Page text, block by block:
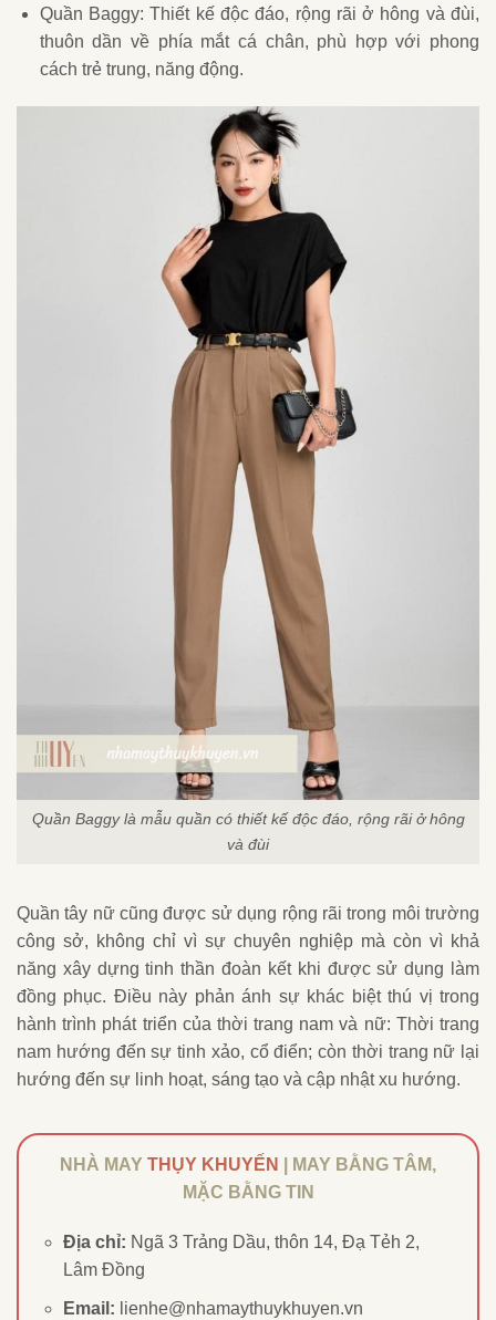
Quần Baggy: Thiết kế độc đáo, rộng rãi ở hông và đùi,
thuôn dần về phía mắt cá chân, phù hợp với phong
cách trẻ trung, năng động.
Quần Baggy là mẫu quần có thiết kế độc đáo, rộng rãi ở hông
và đùi
Quần tây nữ cũng được sử dụng rộng rãi trong môi trường
công sở, không chỉ vì sự chuyên nghiệp mà còn vì khả
năng xây dựng tinh thần đoàn kết khi được sử dụng làm
đồng phục. Điều này phản ánh sự khác biệt thú vị trong
hành trình phát triển của thời trang nam và nữ: Thời trang
nam hướng đến sự tinh xảo, cổ điển; còn thời trang nữ lại
hướng đến sự linh hoạt, sáng tạo và cập nhật xu hướng.
NHÀ MAY THỤY KHUYẾN
| MAY BẰNG TÂM,
MẶC BẰNG TIN
Địa chỉ: Ngã 3 Trảng Dầu, thôn 14, Đạ Tẻh 2,
Lâm Đồng
Email: lienhe@nhamaythuykhuyen.vn